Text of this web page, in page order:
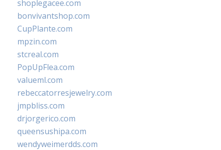
shoplegacee.com
bonvivantshop.com
CupPlante.com
mpzin.com
stcreal.com
PopUpFlea.com
valueml.com
rebeccatorresjewelry.com
jmpbliss.com
drjorgerico.com
queensushipa.com
wendyweimerdds.com